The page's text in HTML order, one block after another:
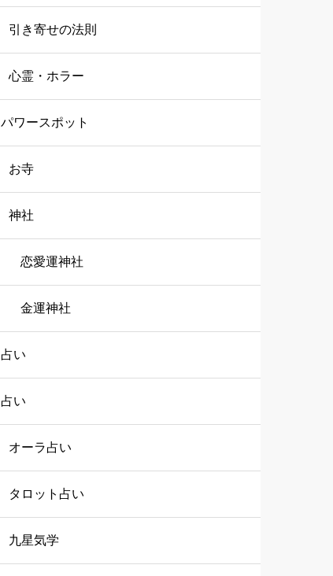
引き寄せの法則
心霊・ホラー
パワースポット
お寺
神社
恋愛運神社
金運神社
占い
占い
オーラ占い
タロット占い
九星気学